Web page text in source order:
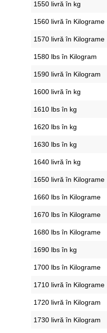
1550 livră în kg
1560 livră în Kilograme
1570 livră în Kilograme
1580 lbs în Kilogram
1590 livră în Kilogram
1600 livră în kg
1610 lbs în kg
1620 lbs în kg
1630 lbs în kg
1640 livră în kg
1650 livră în Kilograme
1660 lbs în Kilograme
1670 lbs în Kilograme
1680 lbs în Kilograme
1690 lbs în kg
1700 lbs în Kilograme
1710 livră în Kilograme
1720 livră în Kilogram
1730 livră în Kilogram